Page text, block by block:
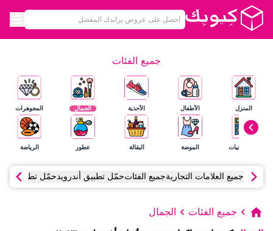
جميع الفئات
المنزل
الإلكترونيات
الأطفال
الموضة
الأحذية
البقالة
الجمال
عطور
المجوهرات
الرياضة
جميع العلامات التجاريةجميع الفئاتحمّل تطبيق أندرويدحمّل تطبيق آي
جميع الفئات الجمال